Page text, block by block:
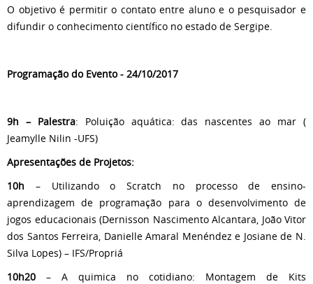
O objetivo é permitir o contato entre aluno e o pesquisador e
difundir o conhecimento científico no estado de Sergipe.
Programação do Evento - 24/10/2017
9h – Palestra: Poluição aquática: das nascentes ao mar (
Jeamylle Nilin -UFS)
Apresentações de Projetos:
10h – Utilizando o Scratch no processo de ensino-
aprendizagem de programação para o desenvolvimento de
jogos educacionais (Dernisson Nascimento Alcantara, João Vitor
dos Santos Ferreira, Danielle Amaral Menéndez e Josiane de N.
Silva Lopes) – IFS/Propriá
10h20 – A quimica no cotidiano: Montagem de Kits